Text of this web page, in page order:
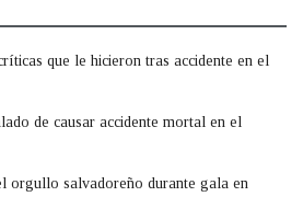
que le hicieron tras accidente en el
de causar accidente mortal en el
orgullo salvadoreño durante gala en